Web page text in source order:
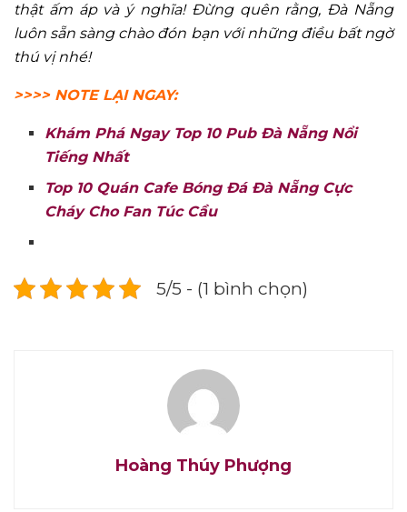
thật ấm áp và ý nghĩa! Đừng quên rằng, Đà Nẵng
luôn sẵn sàng chào đón bạn với những điều bất ngờ
thú vị nhé!
>>>> NOTE LẠI NGAY:
Khám Phá Ngay Top 10 Pub Đà Nẵng Nổi
Tiếng Nhất
Top 10 Quán Cafe Bóng Đá Đà Nẵng Cực
Cháy Cho Fan Túc Cầu
5/5 - (1 bình chọn)
Hoàng Thúy Phượng